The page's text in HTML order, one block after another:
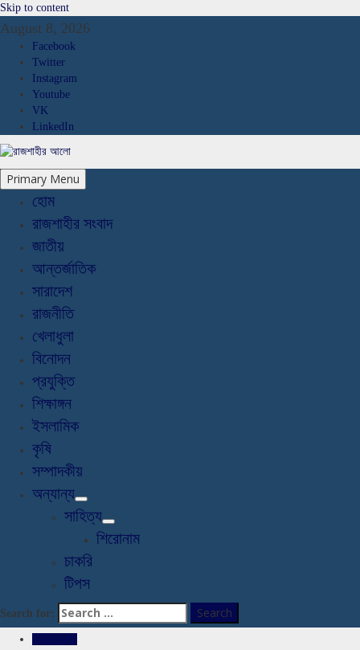
Skip to content
August 8, 2026
Facebook
Twitter
Instagram
Youtube
VK
LinkedIn
Primary Menu
হোম
রাজশাহীর সংবাদ
জাতীয়
আন্তর্জাতিক
সারাদেশ
রাজনীতি
খেলাধুলা
বিনোদন
প্রযুক্তি
শিক্ষাঙ্গন
ইসলামিক
কৃষি
সম্পাদকীয়
অন্যান্য
সাহিত্য
শিরোনাম
চাকরি
টিপস
Search for: